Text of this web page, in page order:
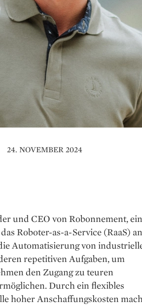
24. NOVEMBER 2024
und CEO von Robonnement,
Roboter-as-a-Service (RaaS)
Automatisierung von
repetitiven Aufgaben, um
den Zugang zu teuren
Durch ein flexibles
hoher Anschaffungskosten